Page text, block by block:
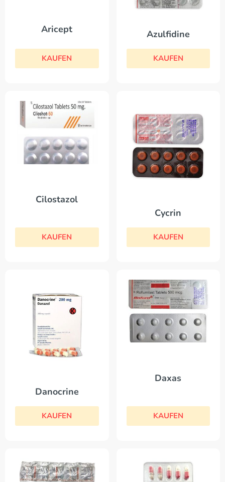
Aricept
KAUFEN
Azulfidine
KAUFEN
Cilostazol
KAUFEN
Cycrin
KAUFEN
Danocrine
KAUFEN
Daxas
KAUFEN